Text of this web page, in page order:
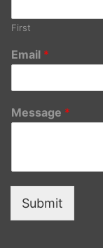
First
Email *
Message *
Submit